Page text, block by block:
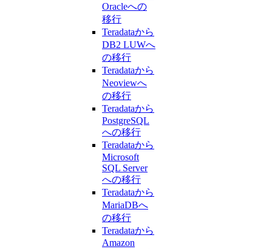
Oracleへの
移行
Teradataから
DB2 LUWへ
の移行
Teradataから
Neoviewへ
の移行
Teradataから
PostgreSQL
への移行
Teradataから
Microsoft
SQL Server
への移行
Teradataから
MariaDBへ
の移行
Teradataから
Amazon